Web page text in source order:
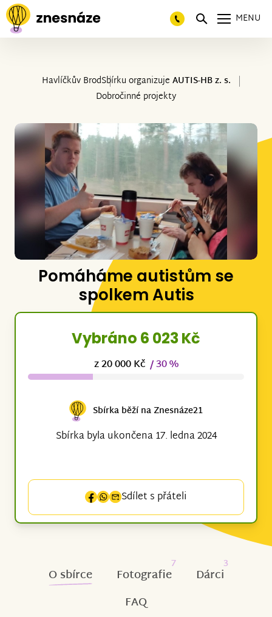
MENU
Havlíčkův BrodSbírku organizuje AUTIS-HB z. s.
Dobročinné projekty
Pomáháme autistům se
spolkem Autis
Vybráno 6 023 Kč
z 20 000 Kč / 30 %
Sbírka běží na Znesnáze21
Sbírka byla ukončena 17. ledna 2024
Sdílet s přáteli
O sbírce Fotografie
7
Dárci
3
FAQ